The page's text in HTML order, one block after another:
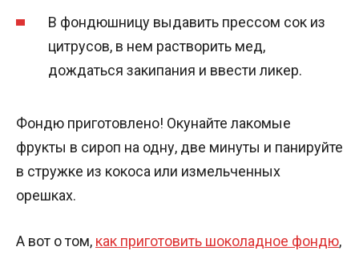
В фондюшницу выдавить прессом сок из
цитрусов, в нем растворить мед,
дождаться закипания и ввести ликер.
Фондю приготовлено! Окунайте лакомые
фрукты в сироп на одну, две минуты и панируйте
в стружке из кокоса или измельченных
орешках.
А вот о том, как приготовить шоколадное фондю,